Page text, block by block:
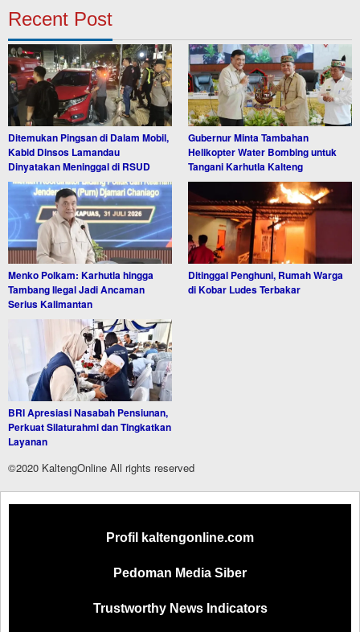
Recent Post
Ditemukan Pingsan di Dalam Mobil,
Kabid Dinsos Lamandau
Dinyatakan Meninggal di RSUD
Gubernur Minta Tambahan
Helikopter Water Bombing untuk
Tangani Karhutla Kalteng
Menko Polkam: Karhutla hingga
Tambang Ilegal Jadi Ancaman
Serius Kalimantan
Ditinggal Penghuni, Rumah Warga
di Kobar Ludes Terbakar
BRI Apresiasi Nasabah Pensiunan,
Perkuat Silaturahmi dan Tingkatkan
Layanan
©2020 KaltengOnline All rights reserved
Profil kaltengonline.com
Pedoman Media Siber
Trustworthy News Indicators